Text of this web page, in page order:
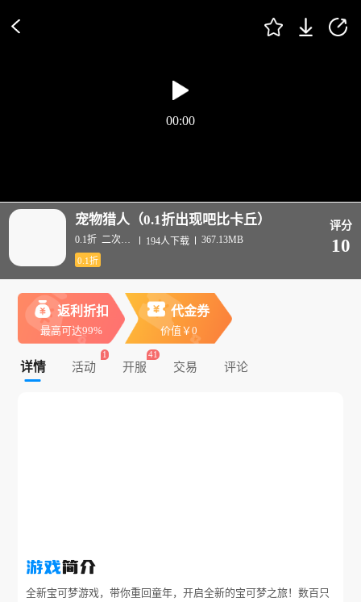
00:00
宠物猎人（0.1折出现吧比卡丘）
0.1折 二次元/日系/动漫 194人下载 367.13MB
0.1折
评分
10
返利折扣
最高可达99%
代金券
价值￥0
详情 活动
1
开服
41
交易 评论
游戏简介
全新宝可梦游戏，带你重回童年，开启全新的宝可梦之旅！数百只